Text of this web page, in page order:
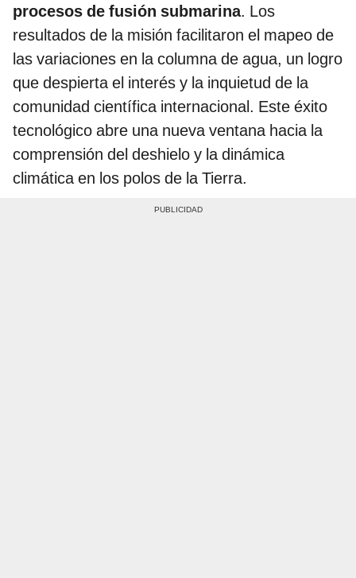
procesos de fusión submarina. Los
resultados de la misión facilitaron el mapeo de
las variaciones en la columna de agua, un logro
que despierta el interés y la inquietud de la
comunidad científica internacional. Este éxito
tecnológico abre una nueva ventana hacia la
comprensión del deshielo y la dinámica
climática en los polos de la Tierra.